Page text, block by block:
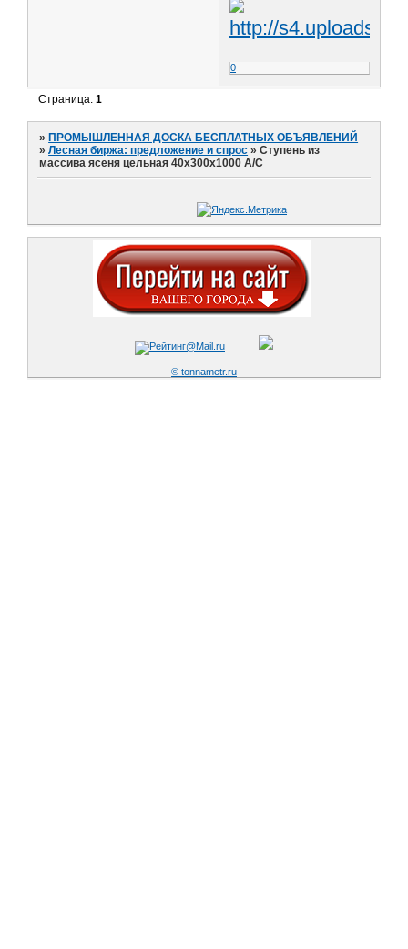
0
Страница:1
» ПРОМЫШЛЕННАЯ ДОСКА БЕСПЛАТНЫХ ОБЪЯВЛЕНИЙ
»Лесная биржа: предложение и спрос »Ступень из
массива ясеня цельная 40х300х1000 А/С
© tonnametr.ru